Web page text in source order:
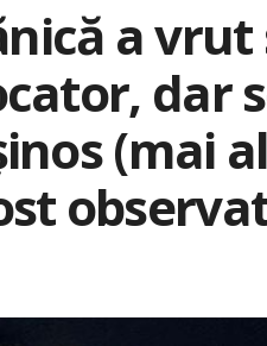
a vrut
dar
(mai